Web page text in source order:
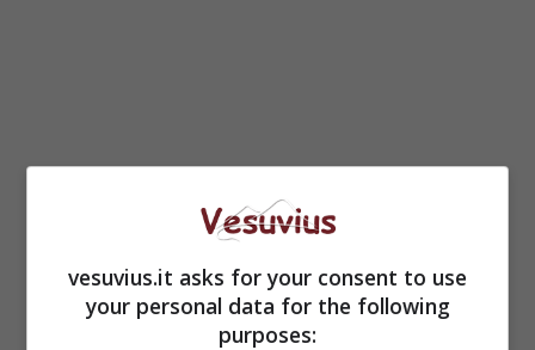
Le indagini hanno consentito di capire come il
vesuvius.it asks for your consent to use
your personal data for the following
purposes: